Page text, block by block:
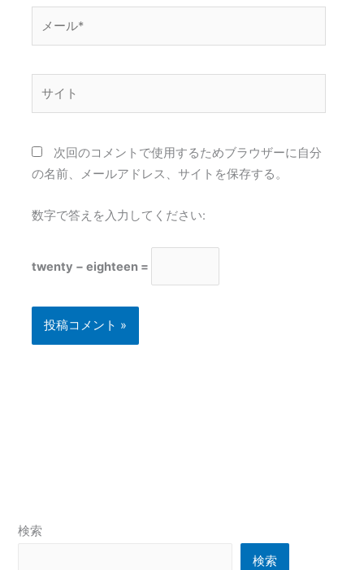
*
次回のコメントで使用するためブラウザーに自分
の名前、メールアドレス、サイトを保存する。
数字で答えを入力してください:
twenty − eighteen =
検索
検索